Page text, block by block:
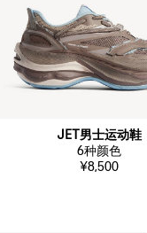
JET男士运动鞋
6种颜色
¥8,500